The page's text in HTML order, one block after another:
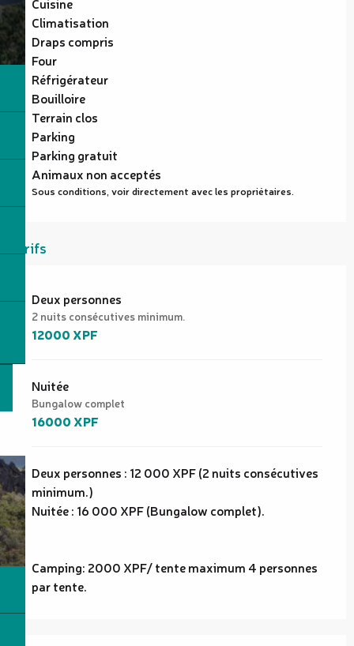
Climatisation
Draps compris
Four
Réfrigérateur
Bouilloire
Terrain clos
Parking
Parking gratuit
Animaux non acceptés
Sous conditions, voir directement avec les propriétaires.
Tarifs
Tarifs 2026
Deux personnes
2 nuits consécutives minimum.
12000 XPF
Nuitée
Bungalow complet
16000 XPF
Deux personnes : 12 000 XPF (2 nuits consécutives
minimum.)
Nuitée : 16 000 XPF (Bungalow complet).
Camping: 2000 XPF/ tente maximum 4 personnes
par tente.